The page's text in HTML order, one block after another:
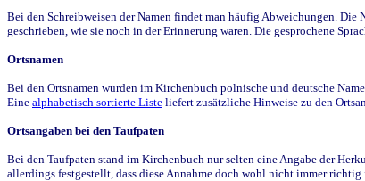
Bei den Schreibweisen der Namen findet man häufig Abweichungen. Die
geschrieben, wie sie noch in der Erinnerung waren. Die gesprochene
Ortsnamen
Bei den Ortsnamen wurden im Kirchenbuch polnische und deutsche
Eine alphabetisch sortierte Liste liefert zusätzliche Hinweise zu den
Ortsangaben bei den Taufpaten
Bei den Taufpaten stand im Kirchenbuch nur selten eine Angabe der
allerdings festgestellt, dass diese Annahme doch wohl nicht immer